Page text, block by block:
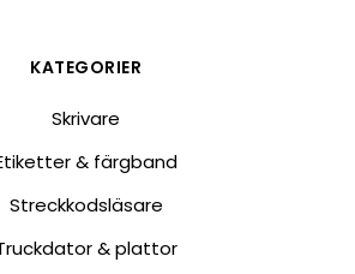
KATEGORIER
Skrivare
& färgband
Streckkodsläsare
& plattor